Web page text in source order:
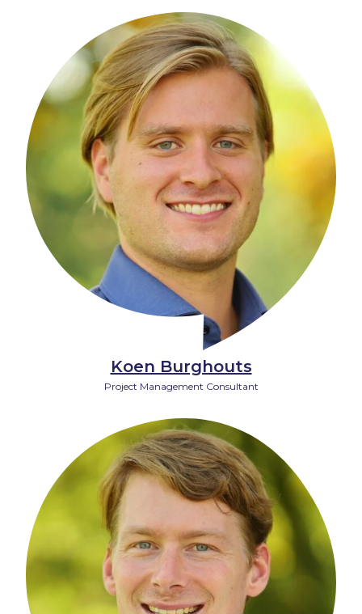
Koen Burghouts
Project Management Consultant